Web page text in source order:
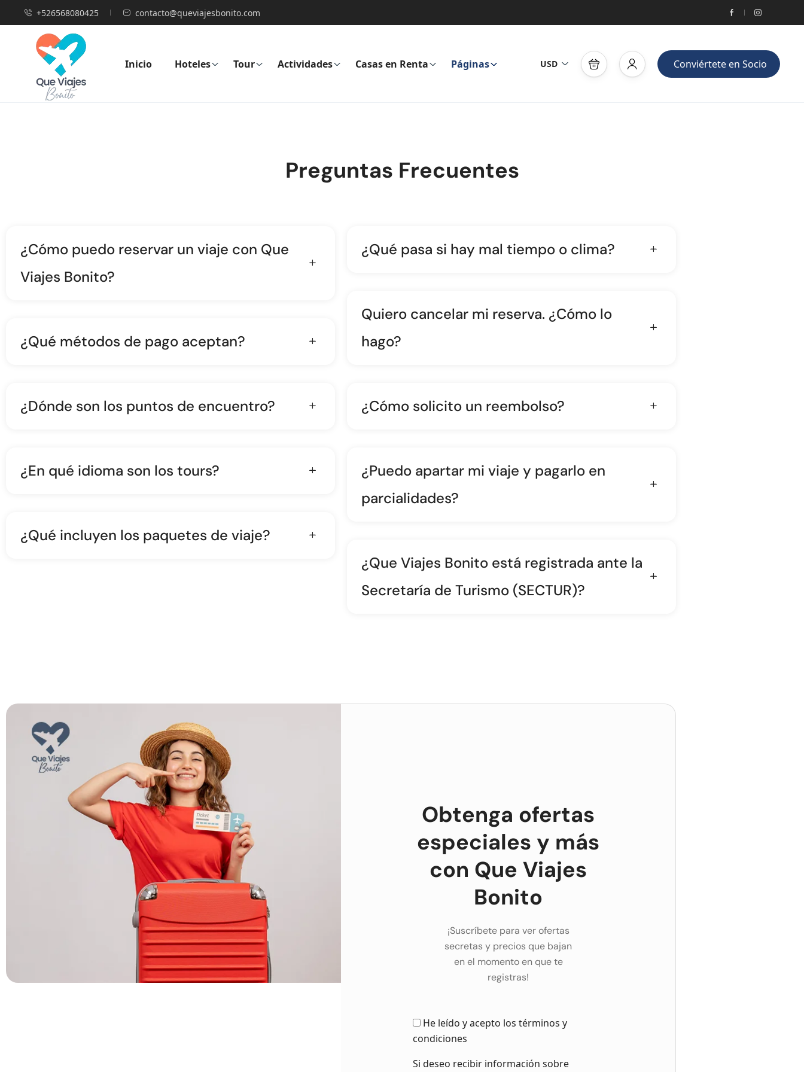
+526568080425 contacto@queviajesbonito.com
Inicio Hoteles Tour Actividades Casas en Renta Páginas USD Conviértete en Socio
Preguntas Frecuentes
¿Cómo puedo reservar un viaje con Que
Viajes Bonito?
¿Qué métodos de pago aceptan?
¿Dónde son los puntos de encuentro?
¿En qué idioma son los tours?
¿Qué incluyen los paquetes de viaje?
¿Qué pasa si hay mal tiempo o clima?
Quiero cancelar mi reserva. ¿Cómo lo
hago?
¿Cómo solicito un reembolso?
¿Puedo apartar mi viaje y pagarlo en
parcialidades?
¿Que Viajes Bonito está registrada ante la
Secretaría de Turismo (SECTUR)?
Obtenga ofertas
especiales y más
con Que Viajes
Bonito
¡Suscríbete para ver ofertas
secretas y precios que bajan
en el momento en que te
registras!
He leído y acepto los términos y
condiciones
Si deseo recibir información sobre